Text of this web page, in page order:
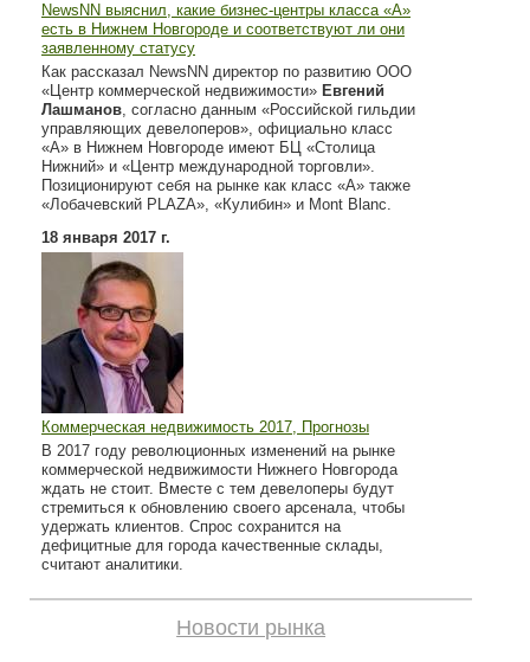
NewsNN выяснил, какие бизнес-центры класса «А»
есть в Нижнем Новгороде и соответствуют ли они
заявленному статусу
Как рассказал NewsNN директор по развитию ООО
«Центр коммерческой недвижимости» Евгений
Лашманов, согласно данным «Российской гильдии
управляющих девелоперов», официально класс
«А» в Нижнем Новгороде имеют БЦ «Столица
Нижний» и «Центр международной торговли».
Позиционируют себя на рынке как класс «А» также
«Лобачевский PLAZA», «Кулибин» и Mont Blanc.
18 января 2017 г.
Коммерческая недвижимость 2017, Прогнозы
В 2017 году революционных изменений на рынке
коммерческой недвижимости Нижнего Новгорода
ждать не стоит. Вместе с тем девелоперы будут
стремиться к обновлению своего арсенала, чтобы
удержать клиентов. Спрос сохранится на
дефицитные для города качественные склады,
считают аналитики.
Новости рынка